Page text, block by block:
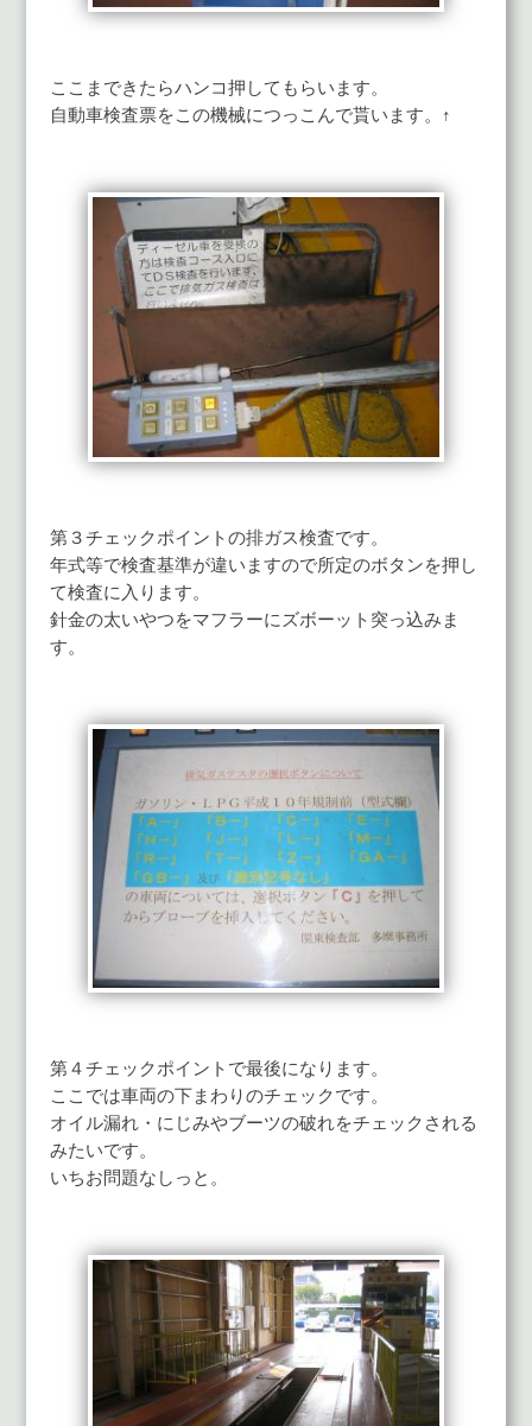
ここまできたらハンコ押してもらいます。
自動車検査票をこの機械につっこんで貰います。↑
第３チェックポイントの排ガス検査です。
年式等で検査基準が違いますので所定のボタンを押し
て検査に入ります。
針金の太いやつをマフラーにズボーット突っ込みま
す。
第４チェックポイントで最後になります。
ここでは車両の下まわりのチェックです。
オイル漏れ・にじみやブーツの破れをチェックされる
みたいです。
いちお問題なしっと。